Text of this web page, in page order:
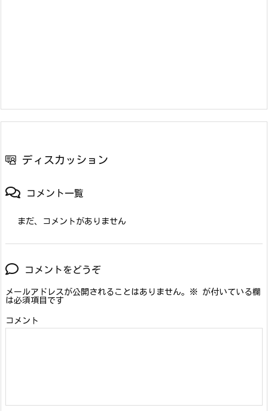
ディスカッション
コメント一覧
まだ、コメントがありません
コメントをどうぞ
メールアドレスが公開されることはありません。 ※ が付いている欄
は必須項目です
コメント